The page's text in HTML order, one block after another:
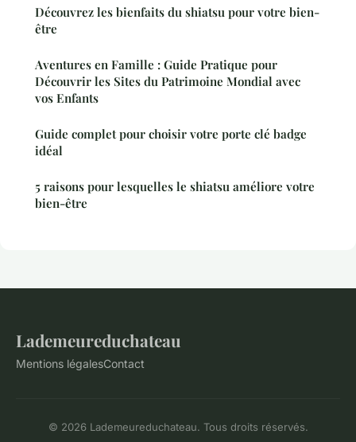
Découvrez les bienfaits du shiatsu pour votre bien-
être
Aventures en Famille : Guide Pratique pour
Découvrir les Sites du Patrimoine Mondial avec
vos Enfants
Guide complet pour choisir votre porte clé badge
idéal
5 raisons pour lesquelles le shiatsu améliore votre
bien-être
Lademeureduchateau
Mentions légalesContact
© 2026 Lademeureduchateau. Tous droits réservés.